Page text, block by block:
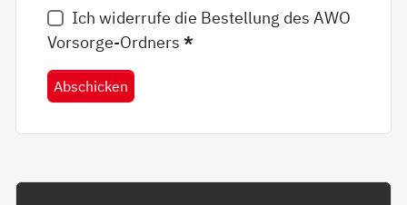
Ich widerrufe die Bestellung des AWO
Vorsorge-Ordners*
Abschicken